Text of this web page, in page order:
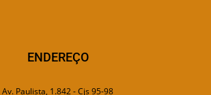
ENDEREÇO
Av. Paulista, 1.842 - Cjs 95-98